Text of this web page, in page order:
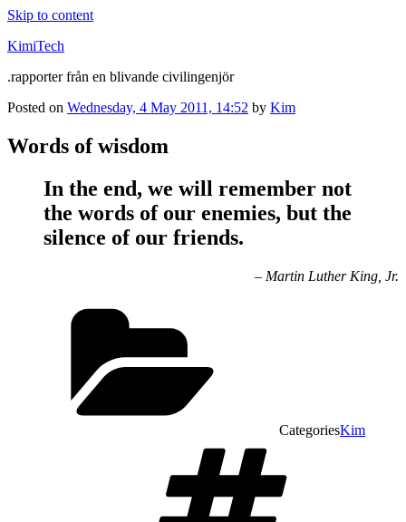
Skip to content
KimiTech
.rapporter från en blivande civilingenjör
Posted on Wednesday, 4 May 2011, 14:52 by Kim
Words of wisdom
In the end, we will remember not
the words of our enemies, but the
silence of our friends.
– Martin Luther King, Jr.
CategoriesKim